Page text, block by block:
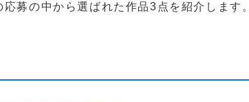
募の中から選ばれた作品3点を紹介します。